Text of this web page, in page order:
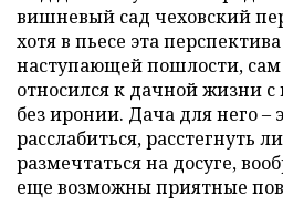
вишневый сад чеховский
хотя в пьесе эта
наступающей пошлости,
относился к дачной жизни с
без иронии. Дача для него –
расслабиться, расстегнуть
размечтаться на досуге,
еще возможны приятные